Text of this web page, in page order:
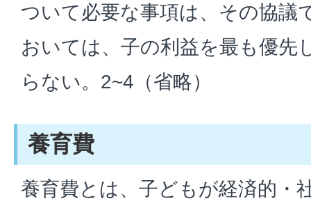
ついて必要な事項は、その協議
おいては、子の利益を最も優先
らない。2~4（省略）
養育費
養育費とは、子どもが経済的・